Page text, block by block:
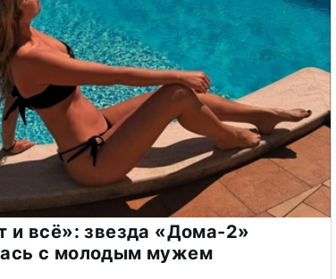
и всё»: звезда «Дома-2»
с молодым мужем